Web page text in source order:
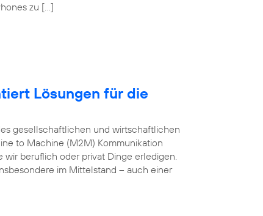
zu […]
Lösungen für die
gesellschaftlichen und wirtschaftlichen
to Machine (M2M) Kommunikation
beruflich oder privat Dinge erledigen.
im Mittelstand – auch einer